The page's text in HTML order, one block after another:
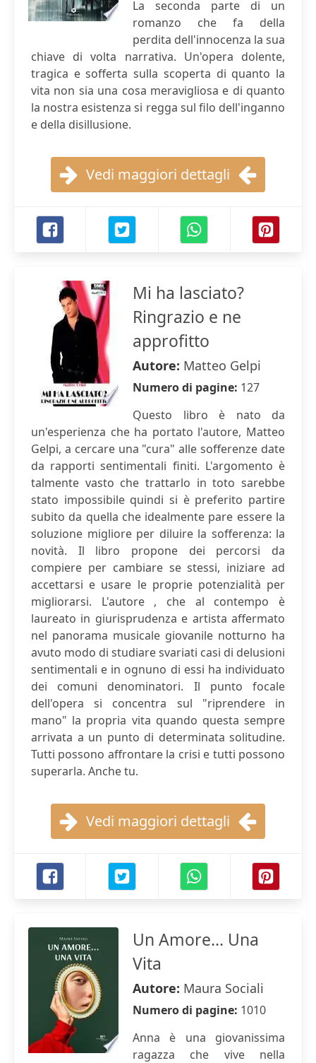
La seconda parte di un
romanzo che fa della
perdita dell'innocenza la sua
chiave di volta narrativa. Un'opera dolente,
tragica e sofferta sulla scoperta di quanto la
vita non sia una cosa meravigliosa e di quanto
la nostra esistenza si regga sul filo dell'inganno
e della disillusione.
Vedi maggiori dettagli
Mi ha lasciato?
Ringrazio e ne
approfitto
Autore: Matteo Gelpi
Numero di pagine: 127
Questo libro è nato da
un'esperienza che ha portato l'autore, Matteo
Gelpi, a cercare una "cura" alle sofferenze date
da rapporti sentimentali finiti. L'argomento è
talmente vasto che trattarlo in toto sarebbe
stato impossibile quindi si è preferito partire
subito da quella che idealmente pare essere la
soluzione migliore per diluire la sofferenza: la
novità. Il libro propone dei percorsi da
compiere per cambiare se stessi, iniziare ad
accettarsi e usare le proprie potenzialità per
migliorarsi. L'autore , che al contempo è
laureato in giurisprudenza e artista affermato
nel panorama musicale giovanile notturno ha
avuto modo di studiare svariati casi di delusioni
sentimentali e in ognuno di essi ha individuato
dei comuni denominatori. Il punto focale
dell'opera si concentra sul "riprendere in
mano" la propria vita quando questa sempre
arrivata a un punto di determinata solitudine.
Tutti possono affrontare la crisi e tutti possono
superarla. Anche tu.
Vedi maggiori dettagli
Un Amore... Una
Vita
Autore: Maura Sociali
Numero di pagine: 1010
Anna è una giovanissima
ragazza che vive nella